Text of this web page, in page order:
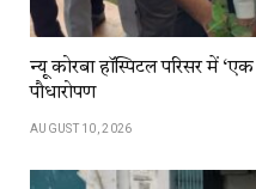
न्यू कोरबा हॉस्पिटल परिसर में
पौधारोपण
AUGUST 10, 2026